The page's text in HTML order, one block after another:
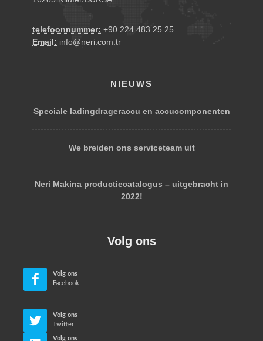
telefoonnummer: +90 224 483 25 25
Email: info@neri.com.tr
NIEUWS
Speciale ladingdrageraccu en accucomponenten
We breiden ons serviceteam uit
Neri Makina productiecatalogus – uitgebracht in
2022!
Volg ons
Volg ons
Facebook
Volg ons
Twitter
Volg ons